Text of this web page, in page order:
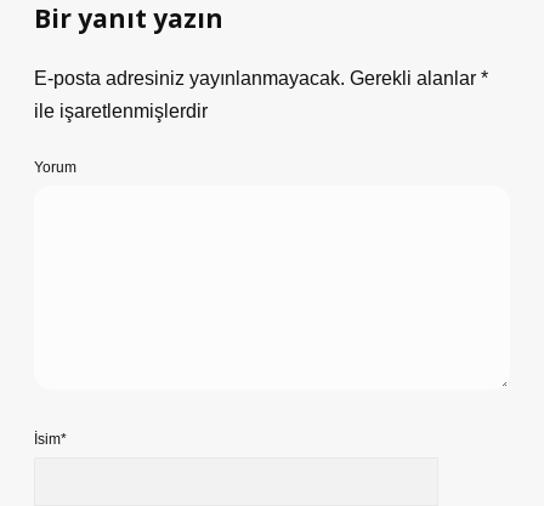
Bir yanıt yazın
E-posta adresiniz yayınlanmayacak. Gerekli alanlar *
ile işaretlenmişlerdir
Yorum
İsim*